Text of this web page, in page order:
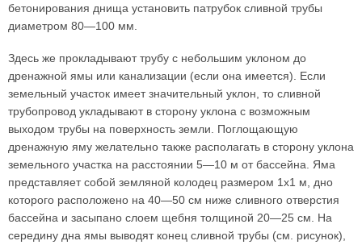
бетонирования днища установить патрубок сливной трубы
диаметром 80—100 мм.
Здесь же прокладывают трубу с небольшим уклоном до
дренажной ямы или канализации (если она имеется). Если
земельный участок имеет значительный уклон, то сливной
трубопровод укладывают в сторону уклона с возможным
выходом трубы на поверхность земли. Поглощающую
дренажную яму желательно также располагать в сторону уклона
земельного участка на расстоянии 5—10 м от бассейна. Яма
представляет собой земляной колодец размером 1х1 м, дно
которого расположено на 40—50 см ниже сливного отверстия
бассейна и засыпано слоем щебня толщиной 20—25 см. На
середину дна ямы выводят конец сливной трубы (см. рисунок),